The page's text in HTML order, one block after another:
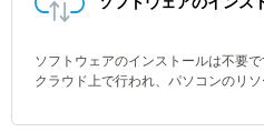
ソフトウェアのインストールは不要
クラウド上で行われ、パソコンのリソ